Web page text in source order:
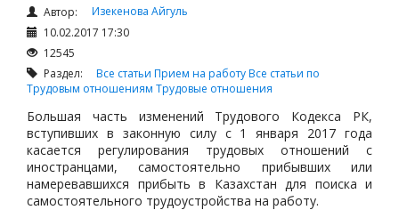
Автор:
Изекенова Айгуль
10.02.2017 17:30
12545
Раздел: Все статьи Прием на работуВсе статьи по
Трудовым отношениям Трудовые отношения
Большая часть изменений Трудового Кодекса РК,
вступивших в законную силу с 1 января 2017 года
касается регулирования трудовых отношений с
иностранцами, самостоятельно прибывших или
намеревавшихся прибыть в Казахстан для поиска и
самостоятельного трудоустройства на работу.